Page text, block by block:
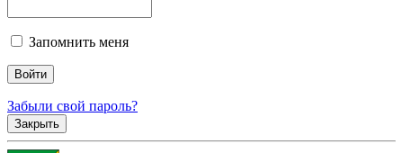
Запомнить меня
Забыли свой пароль?
Закрыть